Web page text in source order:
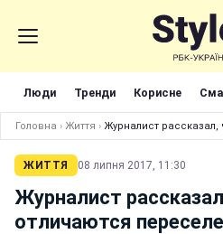
Люди Тренди Корисне
Головна › Життя › Журналист
ЖИТТЯ 08 липня 2017, 11:30
Журналист
отличаются